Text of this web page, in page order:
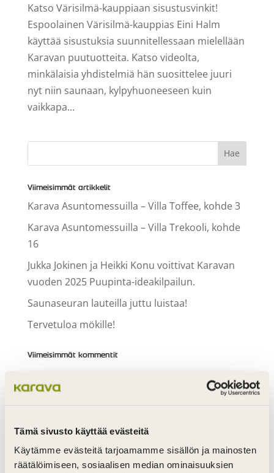
Tämä sivusto käyttää evästeitä
Käytämme evästeitä tarjoamamme sisällön ja mainosten
räätälöimiseen, sosiaalisen median ominaisuuksien
Katso Värisilmä-kauppiaan sisustusvinkit!
Espoolainen Värisilmä-kauppias Eini Halm
käyttää sisustuksia suunnitellessaan mielellään
Karavan puutuotteita. Katso videolta,
minkälaisia yhdistelmiä hän suosittelee juuri
nyt niin saunaan, kylpyhuoneeseen kuin
vaikkapa...
Viimeisimmät artikkelit
Karava Asuntomessuilla – Villa Toffee, kohde 3
Karava Asuntomessuilla – Villa Trekooli, kohde
16
Jukka Jokinen ja Heikki Konu voittivat Karavan
vuoden 2025 Puupinta-ideakilpailun.
Saunaseuran lauteilla juttu luistaa!
Tervetuloa mökille!
Viimeisimmät kommentit
Arkistot
maaliskuu 2026
lokakuu 2025
syyskuu 2025